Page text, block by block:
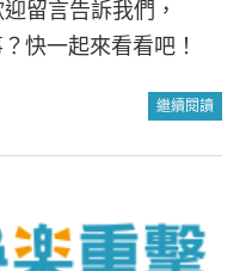
留言告訴我們，
快一起來看看吧！
繼續閱讀